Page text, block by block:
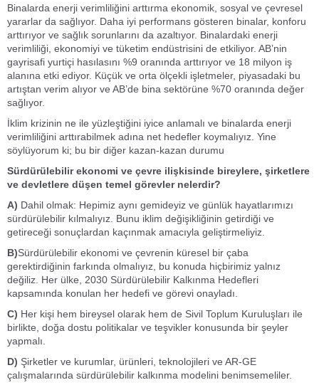
Binalarda enerji verimliliğini arttırma ekonomik, sosyal ve çevresel
yararlar da sağlıyor. Daha iyi performans gösteren binalar, konforu
arttırıyor ve sağlık sorunlarını da azaltıyor. Binalardaki enerji
verimliliği, ekonomiyi ve tüketim endüstrisini de etkiliyor. AB’nin
gayrisafi yurtiçi hasılasını %9 oranında arttırıyor ve 18 milyon iş
alanına etki ediyor. Küçük ve orta ölçekli işletmeler, piyasadaki bu
artıştan verim alıyor ve AB’de bina sektörüne %70 oranında değer
sağlıyor.
İklim krizinin ne ile yüzleştiğini iyice anlamalı ve binalarda enerji
verimliliğini arttırabilmek adına net hedefler koymalıyız. Yine
söylüyorum ki; bu bir diğer kazan-kazan durumu
Sürdürülebilir ekonomi ve çevre ilişkisinde bireylere, şirketlere
ve devletlere düşen temel görevler nelerdir?
A) Dahil olmak: Hepimiz aynı gemideyiz ve günlük hayatlarımızı
sürdürülebilir kılmalıyız. Bunu iklim değişikliğinin getirdiği ve
getireceği sonuçlardan kaçınmak amacıyla geliştirmeliyiz.
B)Sürdürülebilir ekonomi ve çevrenin küresel bir çaba
gerektirdiğinin farkında olmalıyız, bu konuda hiçbirimiz yalnız
değiliz. Her ülke, 2030 Sürdürülebilir Kalkınma Hedefleri
kapsamında konulan her hedefi ve görevi onayladı.
C) Her kişi hem bireysel olarak hem de Sivil Toplum Kuruluşları ile
birlikte, doğa dostu politikalar ve teşvikler konusunda bir şeyler
yapmalı.
D) Şirketler ve kurumlar, ürünleri, teknolojileri ve AR-GE
çalışmalarında sürdürülebilir kalkınma modelini benimsemeliler.